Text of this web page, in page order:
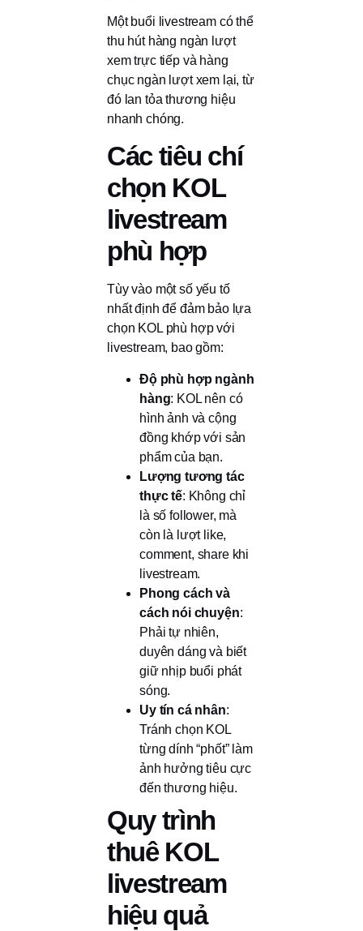
Một buổi livestream có thể
thu hút hàng ngàn lượt
xem trực tiếp và hàng
chục ngàn lượt xem lại, từ
đó lan tỏa thương hiệu
nhanh chóng.
Các tiêu chí
chọn KOL
livestream
phù hợp
Tùy vào một số yếu tố
nhất định để đảm bảo lựa
chọn KOL phù hợp với
livestream, bao gồm:
Độ phù hợp ngành
hàng: KOL nên có
hình ảnh và cộng
đồng khớp với sản
phẩm của bạn.
Lượng tương tác
thực tế: Không chỉ
là số follower, mà
còn là lượt like,
comment, share khi
livestream.
Phong cách và
cách nói chuyện:
Phải tự nhiên,
duyên dáng và biết
giữ nhịp buổi phát
sóng.
Uy tín cá nhân:
Tránh chọn KOL
từng dính “phốt” làm
ảnh hưởng tiêu cực
đến thương hiệu.
Quy trình
thuê KOL
livestream
hiệu quả